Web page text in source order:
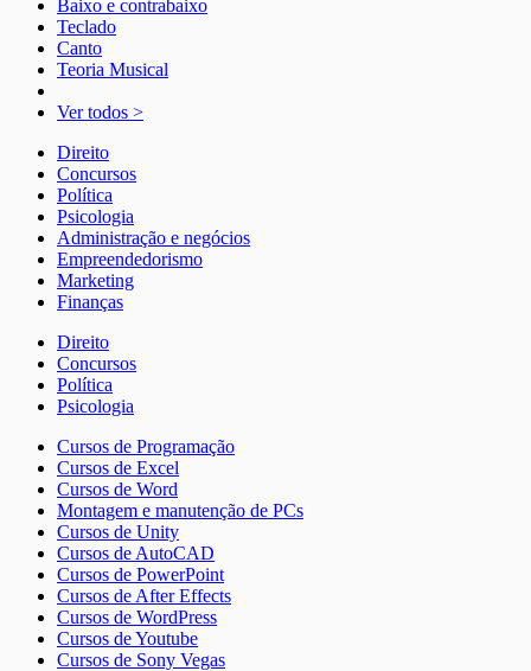
Baixo e contrabaixo
Teclado
Canto
Teoria Musical
Ver todos >
Direito
Concursos
Política
Psicologia
Administração e negócios
Empreendedorismo
Marketing
Finanças
Direito
Concursos
Política
Psicologia
Cursos de Programação
Cursos de Excel
Cursos de Word
Montagem e manutenção de PCs
Cursos de Unity
Cursos de AutoCAD
Cursos de PowerPoint
Cursos de After Effects
Cursos de WordPress
Cursos de Youtube
Cursos de Sony Vegas